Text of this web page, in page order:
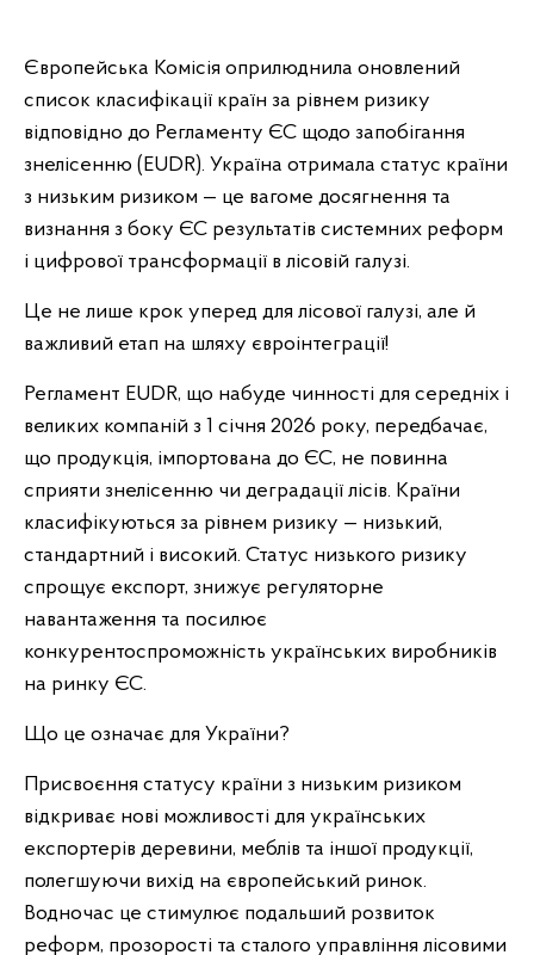
Європейська Комісія оприлюднила оновлений
список класифікації країн за рівнем ризику
відповідно до Регламенту ЄС щодо запобігання
знелісенню (EUDR). Україна отримала статус країни
з низьким ризиком — це вагоме досягнення та
визнання з боку ЄС результатів системних реформ
і цифрової трансформації в лісовій галузі.
Це не лише крок уперед для лісової галузі, але й
важливий етап на шляху євроінтеграції!
Регламент EUDR, що набуде чинності для середніх і
великих компаній з 1 січня 2026 року, передбачає,
що продукція, імпортована до ЄС, не повинна
сприяти знелісенню чи деградації лісів. Країни
класифікуються за рівнем ризику — низький,
стандартний і високий. Статус низького ризику
спрощує експорт, знижує регуляторне
навантаження та посилює
конкурентоспроможність українських виробників
на ринку ЄС.
Що це означає для України?
Присвоєння статусу країни з низьким ризиком
відкриває нові можливості для українських
експортерів деревини, меблів та іншої продукції,
полегшуючи вихід на європейський ринок.
Водночас це стимулює подальший розвиток
реформ, прозорості та сталого управління лісовими